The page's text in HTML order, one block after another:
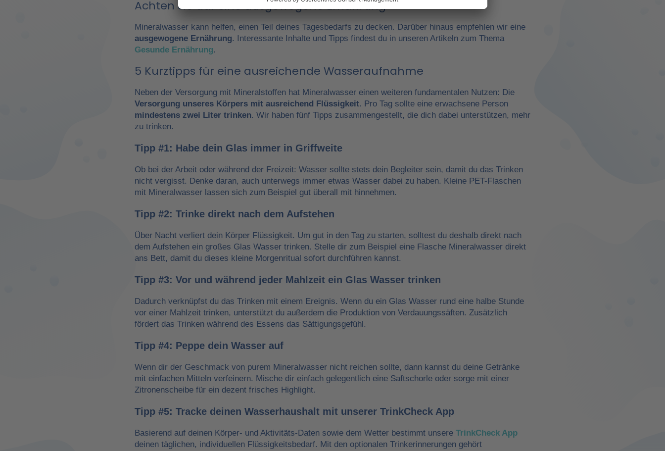
Achten Sie auf eine ausgewogene Ernährung
Mineralwasser kann helfen, einen Teil deines Tagesbedarfs zu decken. Darüber hinaus empfehlen wir eine
ausgewogene Ernährung. Interessante Inhalte und Tipps findest du in unseren Artikeln zum Thema
Gesunde Ernährung.
5 Kurztipps für eine ausreichende Wasseraufnahme
Neben der Versorgung mit Mineralstoffen hat Mineralwasser einen weiteren fundamentalen Nutzen: Die
Versorgung unseres Körpers mit ausreichend Flüssigkeit. Pro Tag sollte eine erwachsene Person
mindestens zwei Liter trinken. Wir haben fünf Tipps zusammengestellt, die dich dabei unterstützen, mehr
zu trinken.
Tipp #1: Habe dein Glas immer in Griffweite
Ob bei der Arbeit oder während der Freizeit: Wasser sollte stets dein Begleiter sein, damit du das Trinken
nicht vergisst. Denke daran, auch unterwegs immer etwas Wasser dabei zu haben. Kleine PET-Flaschen
mit Mineralwasser lassen sich zum Beispiel gut überall mit hinnehmen.
Tipp #2: Trinke direkt nach dem Aufstehen
Über Nacht verliert dein Körper Flüssigkeit. Um gut in den Tag zu starten, solltest du deshalb direkt nach
dem Aufstehen ein großes Glas Wasser trinken. Stelle dir zum Beispiel eine Flasche Mineralwasser direkt
ans Bett, damit du dieses kleine Morgenritual sofort durchführen kannst.
Tipp #3: Vor und während jeder Mahlzeit ein Glas Wasser trinken
Dadurch verknüpfst du das Trinken mit einem Ereignis. Wenn du ein Glas Wasser rund eine halbe Stunde
vor einer Mahlzeit trinken, unterstützt du außerdem die Produktion von Verdauungssäften. Zusätzlich
fördert das Trinken während des Essens das Sättigungsgefühl.
Tipp #4: Peppe dein Wasser auf
Wenn dir der Geschmack von purem Mineralwasser nicht reichen sollte, dann kannst du deine Getränke
mit einfachen Mitteln verfeinern. Mische dir einfach gelegentlich eine Saftschorle oder sorge mit einer
Zitronenscheibe für ein dezent frisches Highlight.
Tipp #5: Tracke deinen Wasserhaushalt mit unserer TrinkCheck App
Basierend auf deinen Körper- und Aktivitäts-Daten sowie dem Wetter bestimmt unsere TrinkCheck App
deinen täglichen, individuellen Flüssigkeitsbedarf. Mit den optionalen Trinkerinnerungen gehört